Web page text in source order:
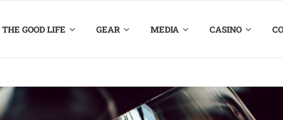
THE GOOD LIFE GEAR MEDIA CASINO